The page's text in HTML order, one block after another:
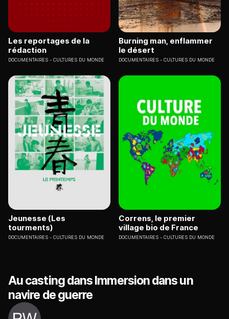
Les reportages de la
rédaction
DOCUMENTAIRES CULTURES DU MONDE
Burning man, enflammer
le désert
DOCUMENTAIRES CULTURES DU MONDE
Jeunesse (Les
tourments)
DOCUMENTAIRES CULTURES DU MONDE
Correns, le premier
village bio de France
DOCUMENTAIRES CULTURES DU MONDE
Au casting dans Immersion dans un
navire de guerre